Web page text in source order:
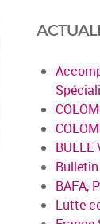
BULLE
BAFA,
Lutte